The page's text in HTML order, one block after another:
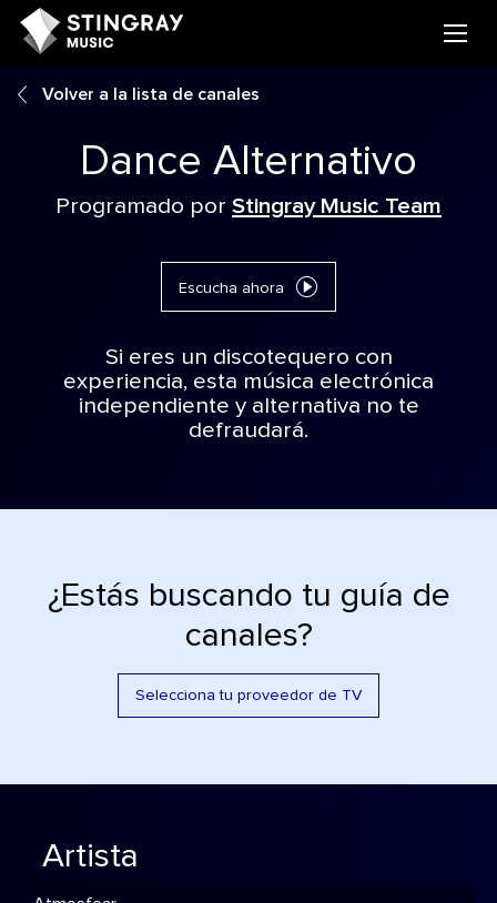
Volver a la lista de canales
Dance Alternativo
Programado por Stingray Music Team
Escucha ahora
Si eres un discotequero con
experiencia, esta música electrónica
independiente y alternativa no te
defraudará.
¿Estás buscando tu guía de
canales?
Selecciona tu proveedor de TV
Artista